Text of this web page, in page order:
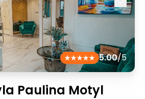
5.00/5
Paulina Motyl